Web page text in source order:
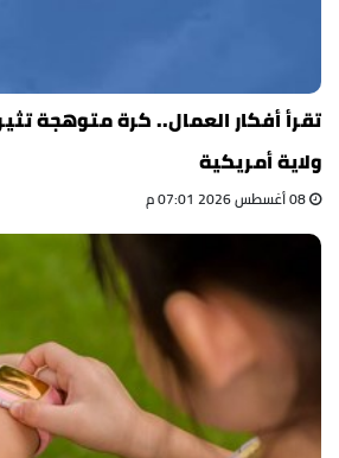
تقرأ أفكار العمال.. كرة متوهجة
ولاية أمريكية